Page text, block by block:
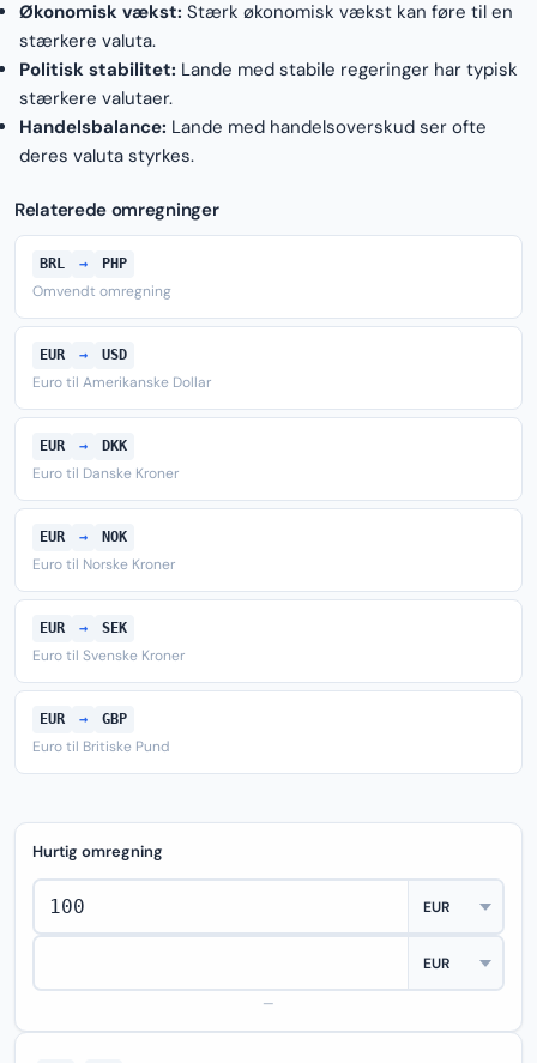
Økonomisk vækst: Stærk økonomisk vækst kan føre til en
stærkere valuta.
Politisk stabilitet: Lande med stabile regeringer har typisk
stærkere valutaer.
Handelsbalance: Lande med handelsoverskud ser ofte
deres valuta styrkes.
Relaterede omregninger
BRL → PHP
Omvendt omregning
EUR → USD
Euro til Amerikanske Dollar
EUR → DKK
Euro til Danske Kroner
EUR → NOK
Euro til Norske Kroner
EUR → SEK
Euro til Svenske Kroner
EUR → GBP
Euro til Britiske Pund
Hurtig omregning
—